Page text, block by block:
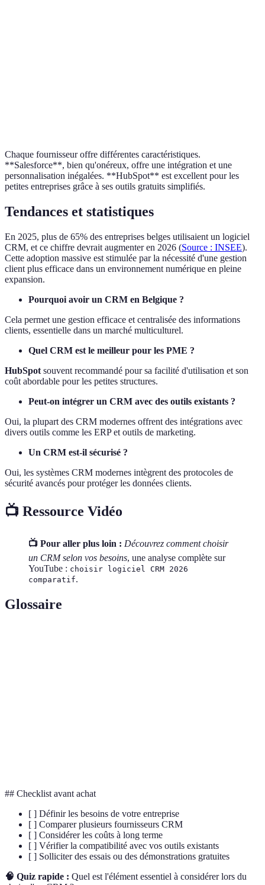
Chaque fournisseur offre différentes caractéristiques.
**Salesforce**, bien qu'onéreux, offre une intégration et une
personnalisation inégalées. **HubSpot** est excellent pour les
petites entreprises grâce à ses outils gratuits simplifiés.
Tendances et statistiques
En 2025, plus de 65% des entreprises belges utilisaient un logiciel
CRM, et ce chiffre devrait augmenter en 2026 (Source : INSEE).
Cette adoption massive est stimulée par la nécessité d'une gestion
client plus efficace dans un environnement numérique en pleine
expansion.
Pourquoi avoir un CRM en Belgique ?
Cela permet une gestion efficace et centralisée des informations
clients, essentielle dans un marché multiculturel.
Quel CRM est le meilleur pour les PME ?
HubSpot souvent recommandé pour sa facilité d'utilisation et son
coût abordable pour les petites structures.
Peut-on intégrer un CRM avec des outils existants ?
Oui, la plupart des CRM modernes offrent des intégrations avec
divers outils comme les ERP et outils de marketing.
Un CRM est-il sécurisé ?
Oui, les systèmes CRM modernes intègrent des protocoles de
sécurité avancés pour protéger les données clients.
📺 Ressource Vidéo
📺 Pour aller plus loin : Découvrez comment choisir
un CRM selon vos besoins, une analyse complète sur
YouTube : choisir logiciel CRM 2026
comparatif.
Glossaire
## Checklist avant achat
[ ] Définir les besoins de votre entreprise
[ ] Comparer plusieurs fournisseurs CRM
[ ] Considérer les coûts à long terme
[ ] Vérifier la compatibilité avec vos outils existants
[ ] Solliciter des essais ou des démonstrations gratuites
🧠 Quiz rapide : Quel est l'élément essentiel à considérer lors du